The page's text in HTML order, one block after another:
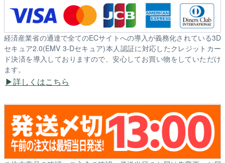
経済産業省の通達で全てのECサイトへの導入が義務化されている3D
セキュア2.0(EMV 3-Dセキュア)本人認証に対応したクレジットカー
ド決済を導入しておりますので、安心してお買い物をしていただけ
ます。
詳しくはこちら